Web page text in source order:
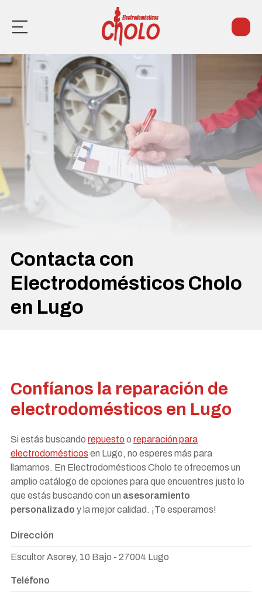
Inicio
Piezas de electrodomésticos
Reparación de electrodomésticos
Contacto
Contacta con
Electrodomésticos Cholo
en Lugo
Confíanos la reparación de
electrodomésticos en Lugo
Si estás buscando repuesto o reparación para
electrodomésticos en Lugo, no esperes más para
llamarnos. En Electrodomésticos Cholo te ofrecemos un
amplio catálogo de opciones para que encuentres justo lo
que estás buscando con un asesoramiento
personalizado y la mejor calidad. ¡Te esperamos!
Dirección
Escultor Asorey, 10 Bajo - 27004 Lugo
Teléfono